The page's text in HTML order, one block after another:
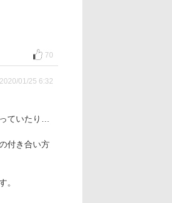
70
2020/01/25 6:32
ていたり…
付き合い方
。